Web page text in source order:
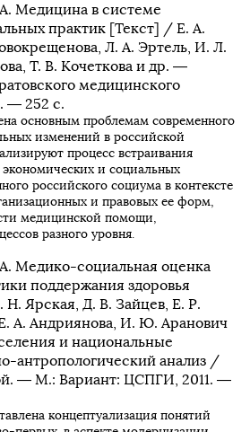
Медицина в системе
практик [Текст] / Е. А.
Л. А. Эртель, И. Л.
Т. В. Кочеткова и др. —
медицинского
— 252 с.
основным проблемам современного
изменений в российской
процесс встраивания
и социальных
российского социума в контексте
и правовых ее форм,
медицинской помощи,
разного уровня.
Медико-социальная оценка
поддержания здоровья
Ярская, Д. В. Зайцев, Е. Р.
А. Андриянова, И. Ю. Аранович
и национальные
антропологический анализ /
— М.: Вариант: ЦСПГИ, 2011. —
концептуализация понятий